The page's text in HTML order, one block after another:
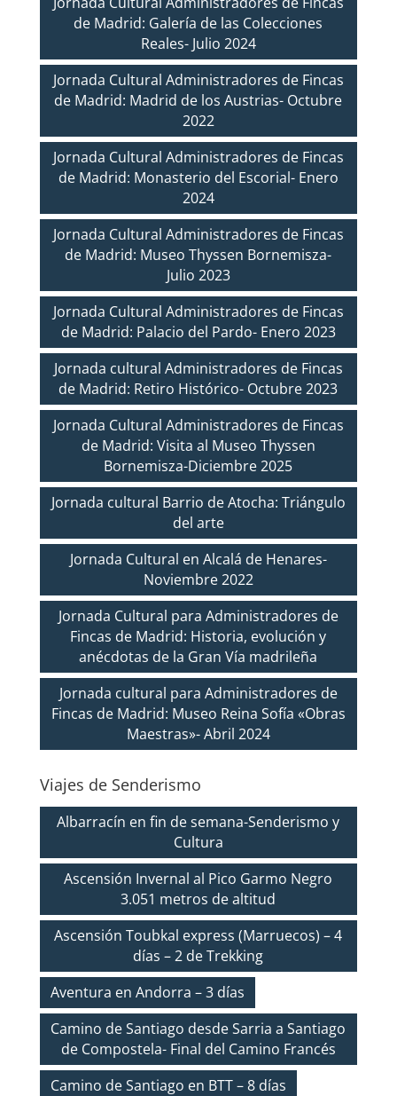
de Madrid: Galería de las Colecciones
Reales- Julio 2024
Jornada Cultural Administradores de Fincas
de Madrid: Madrid de los Austrias- Octubre
2022
Jornada Cultural Administradores de Fincas
de Madrid: Monasterio del Escorial- Enero
2024
Jornada Cultural Administradores de Fincas
de Madrid: Museo Thyssen Bornemisza-
Julio 2023
Jornada Cultural Administradores de Fincas
de Madrid: Palacio del Pardo- Enero 2023
Jornada cultural Administradores de Fincas
de Madrid: Retiro Histórico- Octubre 2023
Jornada Cultural Administradores de Fincas
de Madrid: Visita al Museo Thyssen
Bornemisza-Diciembre 2025
Jornada cultural Barrio de Atocha: Triángulo
del arte
Jornada Cultural en Alcalá de Henares-
Noviembre 2022
Jornada Cultural para Administradores de
Fincas de Madrid: Historia, evolución y
anécdotas de la Gran Vía madrileña
Jornada cultural para Administradores de
Fincas de Madrid: Museo Reina Sofía «Obras
Maestras»- Abril 2024
Viajes de Senderismo
Albarracín en fin de semana-Senderismo y
Cultura
Ascensión Invernal al Pico Garmo Negro
3.051 metros de altitud
Ascensión Toubkal express (Marruecos) – 4
días – 2 de Trekking
Aventura en Andorra – 3 días
Camino de Santiago desde Sarria a Santiago
de Compostela- Final del Camino Francés
Camino de Santiago en BTT – 8 días